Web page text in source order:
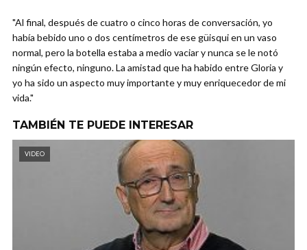
"Al final, después de cuatro o cinco horas de conversación, yo
había bebido uno o dos centímetros de ese güisqui en un vaso
normal, pero la botella estaba a medio vaciar y nunca se le notó
ningún efecto, ninguno. La amistad que ha habido entre Gloria y
yo ha sido un aspecto muy importante y muy enriquecedor de mi
vida."
TAMBIÉN TE PUEDE INTERESAR
VIDEO